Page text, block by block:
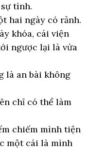
tình.
hai ngày có rảnh.
khóa, cái viện
ngược lại là vừa
là an bài không
chỉ có thể làm
chiếm mình tiện
một cái là mình